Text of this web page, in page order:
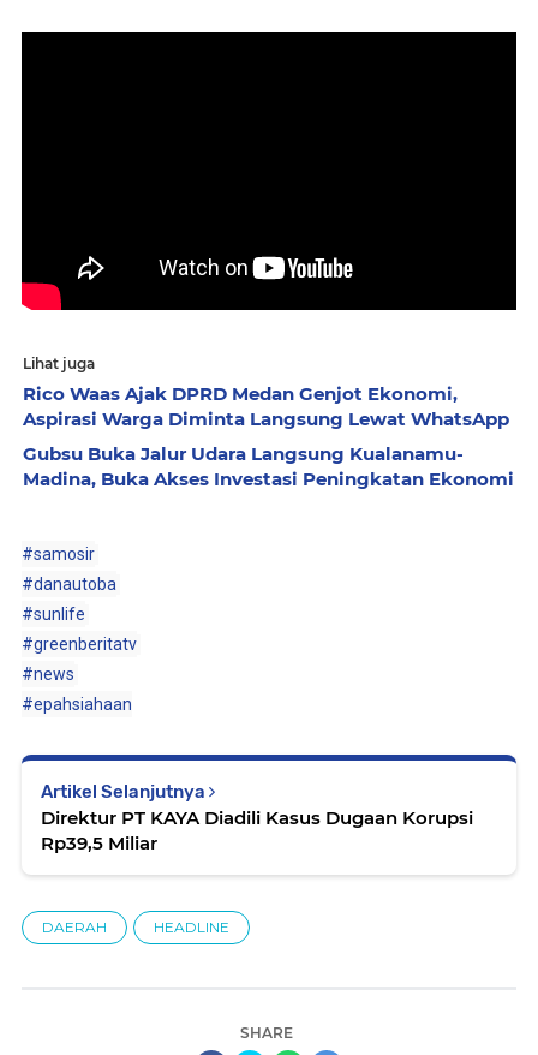
Lihat juga
Rico Waas Ajak DPRD Medan Genjot Ekonomi,
Aspirasi Warga Diminta Langsung Lewat WhatsApp
Gubsu Buka Jalur Udara Langsung Kualanamu-
Madina, Buka Akses Investasi Peningkatan Ekonomi
#samosir
#danautoba
#sunlife
#greenberitatv
#news
#epahsiahaan
Artikel Selanjutnya
Direktur PT KAYA Diadili Kasus Dugaan Korupsi
Rp39,5 Miliar
DAERAH HEADLINE
SHARE